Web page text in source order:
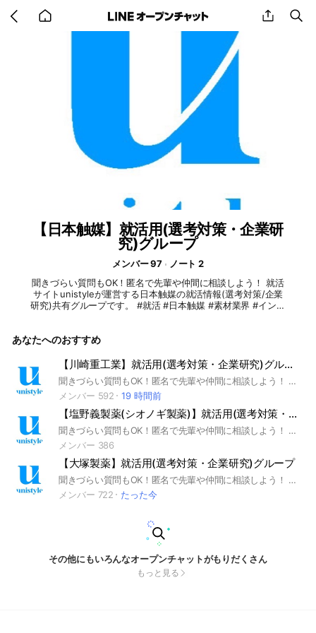
back share
【日本触媒】就活用(選考対策・企業研
究)グループ
メンバー 97
ノート 2
聞きづらい質問もOK！匿名で先輩や仲間に相談しよう！ 就活
サイトunistyleが運営する日本触媒の就活情報(選考対策/企業
研究)共有グループです。 #就活 #日本触媒 #素材業界 #インタ
#自己PR #ガクチカ #学生時代頑張ったこと #志何望動機 #we
ルディス #OB訪問 #企業選び #就活対策 #就活準備 #大手企業
#日系企業 ▼unistyleが運営する素材のオプチャグループ▼ 三
菱ケミカル / 旭化成 / AGC / 富士フイルム / 東レ / 住友化学 /
三井化学 / 帝人 / 積水化学工業 / 信越化学工業 / クラレ / ダイ
キン工業 / 東ソー / 昭和電工 / 東洋紡 / 日本製紙 / JSR / 住友
ゴム工業 / 横浜ゴム / 日本触媒 / UBE（宇部興産） / 日本ガイ
シ / デンカ / HOYA / レンゴー / DIC / トクヤマ / カネカ ▼日
本触媒の企業研究はこちらから▼ https://x.gd/ayRPH
あなたへのおすすめ
【川崎重工業】就活用(選考対策・企業研究)グループ
聞きづらい質問もOK！匿名で先輩や仲間に相談しよう！ 就活サイトunistyleが運営する川崎重工業の就活情報(選考対策/企業研究)共有グループです。 #就活 #川崎重工業 #重工業業界 #インターンシップ #本選考 #unistyle #ユニスタイル #面接 #採用 #内定 #ES #エントリーシート #自己分析 #業界研究 #企業研究 #自己PR #ガクチカ #学生時代頑張ったこと #志何望動機 #webテスト #ウェブテスト #GD #グループディスカッション #グルディス #OB訪問 #企業選び #就活対策 #就活準備 #大手企業 #日系企業 ▼unistyleが運営する重工業のオプチャグループ▼ 三菱重工業 / 川崎重工業 / IHI / 日揮 / 千代田化工建設 / 東洋エンジニアリング / 三菱パワー / 日立造船 ▼川崎重工業の企業研究はこちらから▼ https://x.gd/5cozn
メンバー 592
19 時間前
【塩野義製薬(シオノギ製薬)】就活用(選考対策・企業研究)グループ
聞きづらい質問もOK！匿名で先輩や仲間に相談しよう！ 就活サイトunistyleが運営する塩野義製薬(シオノギ製薬)の就活情報(選考対策/企業研究)共有グループです。 #就活 #塩野義製薬(シオノギ製薬) #製薬業界 #インターンシップ #本選考 #unistyle #ユニスタイル #面接 #採用 #内定 #ES #エントリーシート #自己分析 #業界研究 #企業研究 #自己PR #ガクチカ #学生時代頑張ったこと #志何望動機 #webテスト #ウェブテスト #GD #グループディスカッション #グルディス #OB訪問 #企業選び #就活対策 #就活準備 #大手企業 #日系企業 ▼unistyleが運営する製薬のオプチャグループ▼ 武田薬品工業 / 大塚製薬 / 第一三共 / エーザイ / アステラス製薬 / 中外製薬 / 大日本住友製薬(住友ファーマ) / 協和キリン / 田辺三菱製薬 / 小野薬品工業 / ファイザー / アストラゼネカ / 大正製薬 / ロート製薬 / 小林製薬 / 塩野義製薬(シオノギ製薬) / アース製薬 / Meiji Seika ファルマ / BMS(ブリストルマイヤーズスクイブ) / 日本新薬 / ゼリア新薬工業 ▼塩野義製薬(シオノギ製薬)の企業研究はこちらから▼ https://x.gd/FC2t6
メンバー 386
【大塚製薬】就活用(選考対策・企業研究)グループ
聞きづらい質問もOK！匿名で先輩や仲間に相談しよう！ 就活サイトunistyleが運営する大塚製薬の就活情報(選考対策/企業研究)共有グループです。 #就活 #大塚製薬 #製薬業界 #インターンシップ #本選考 #unistyle #ユニスタイル #面接 #採用 #内定 #ES #エントリーシート #自己分析 #業界研究 #企業研究 #自己PR #ガクチカ #学生時代頑張ったこと #志何望動機 #webテスト #ウェブテスト #GD #グループディスカッション #グルディス #OB訪問 #企業選び #就活対策 #就活準備 #大手企業 #日系企業 ▼unistyleが運営する製薬のオプチャグループ▼ 武田薬品工業 / 大塚製薬 / 第一三共 / エーザイ / アステラス製薬 / 中外製薬 / 大日本住友製薬(住友ファーマ) / 協和キリン / 田辺三菱製薬 / 小野薬品工業 / ファイザー / アストラゼネカ / 大正製薬 / ロート製薬 / 小林製薬 / 塩野義製薬(シオノギ製薬) / アース製薬 / Meiji Seika ファルマ / BMS(ブリストルマイヤーズスクイブ) / 日本新薬 / ゼリア新薬工業 ▼大塚製薬の企業研究はこちらから▼ https://x.gd/GcTZN
メンバー 722
たった今
その他にもいろんなオープンチャットがもりだくさん
もっと見る